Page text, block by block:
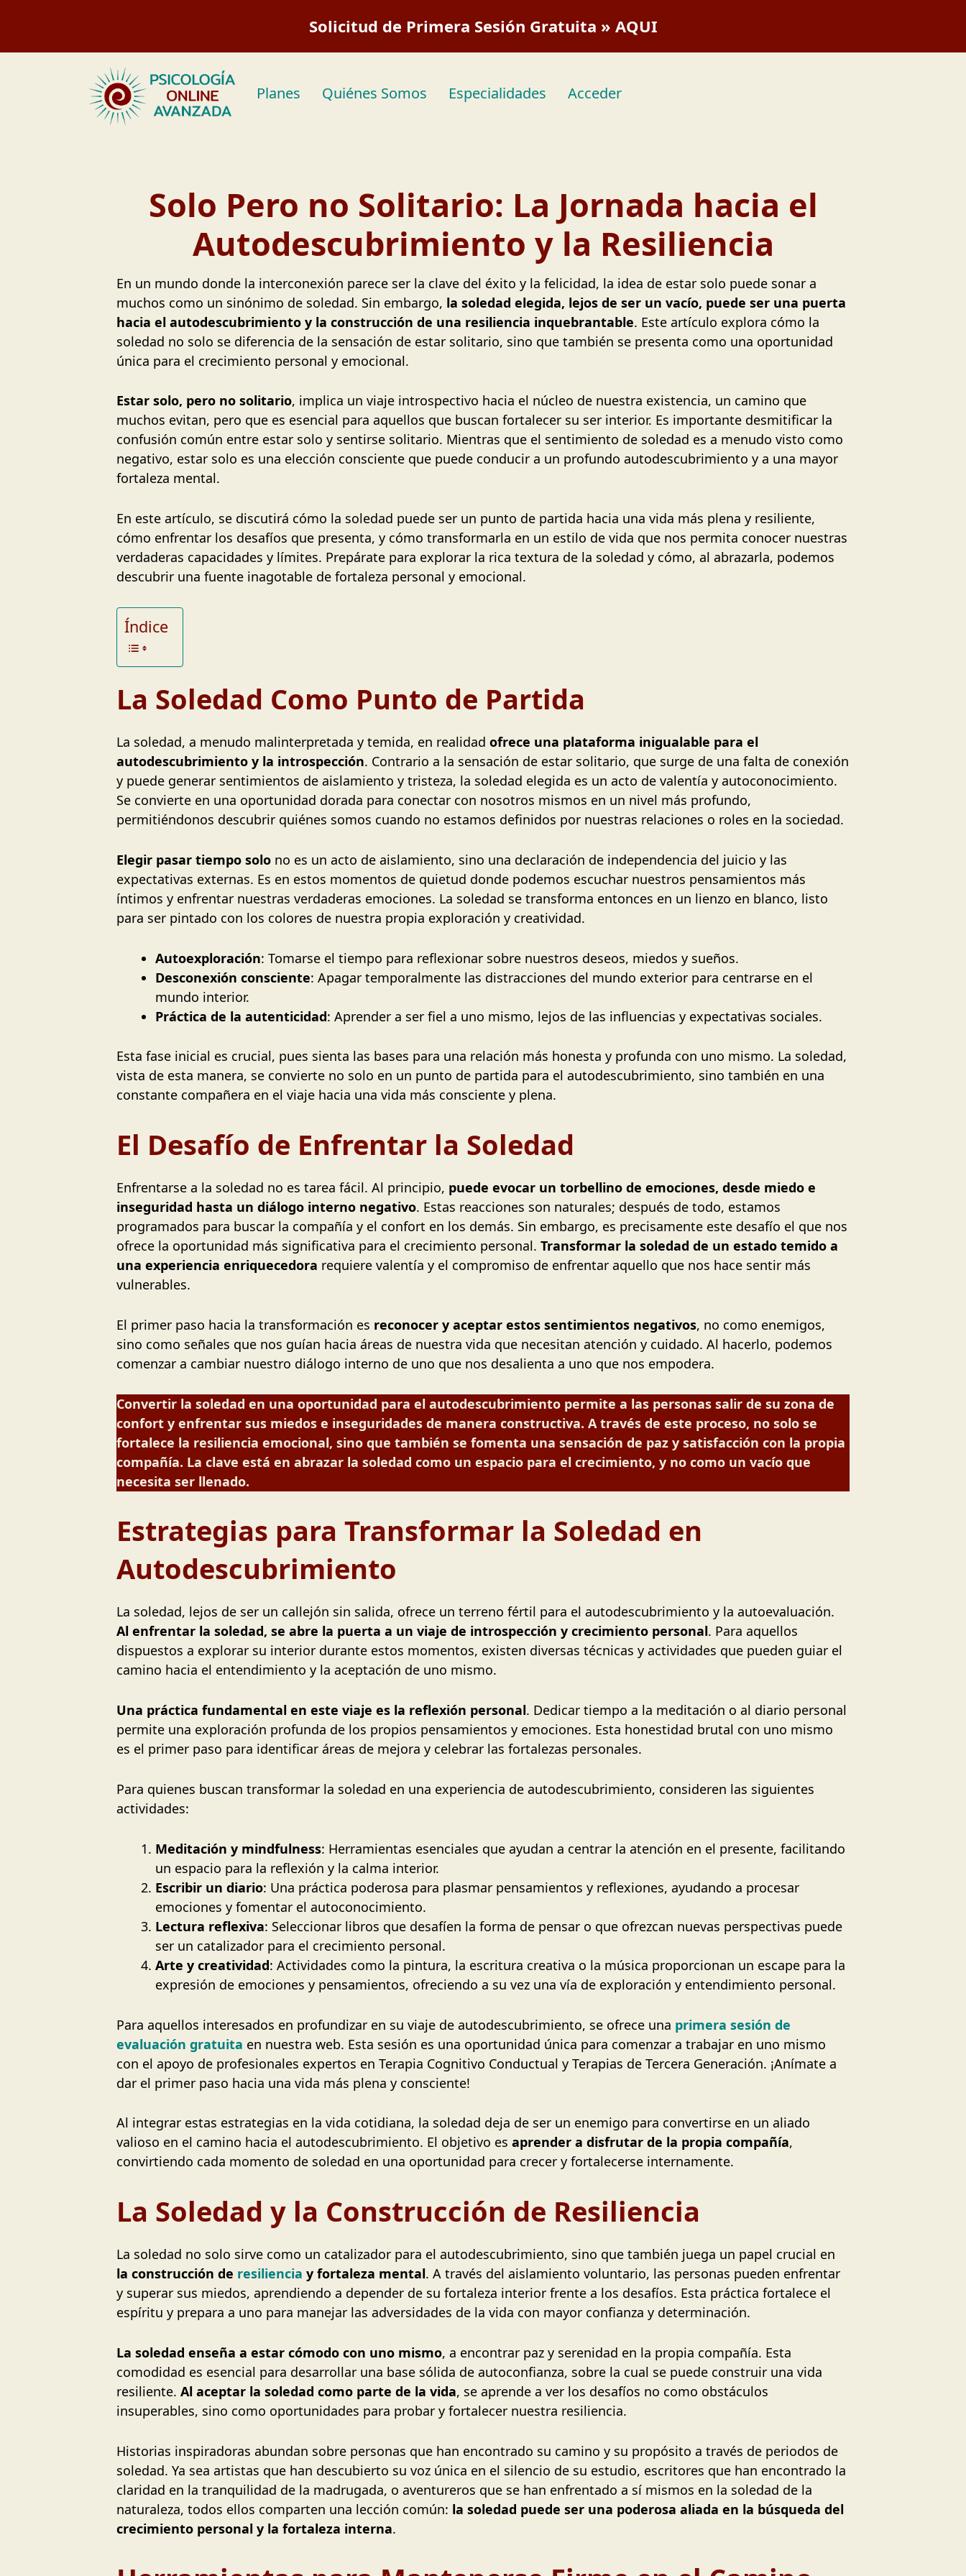
Solicitud de Primera Sesión Gratuita » AQUI
Planes Quiénes Somos Especialidades Acceder
Solo Pero no Solitario: La Jornada hacia el
Autodescubrimiento y la Resiliencia
En un mundo donde la interconexión parece ser la clave del éxito y la felicidad, la idea de estar solo puede sonar a
muchos como un sinónimo de soledad. Sin embargo, la soledad elegida, lejos de ser un vacío, puede ser una puerta
hacia el autodescubrimiento y la construcción de una resiliencia inquebrantable. Este artículo explora cómo la
soledad no solo se diferencia de la sensación de estar solitario, sino que también se presenta como una oportunidad
única para el crecimiento personal y emocional.
Estar solo, pero no solitario, implica un viaje introspectivo hacia el núcleo de nuestra existencia, un camino que
muchos evitan, pero que es esencial para aquellos que buscan fortalecer su ser interior. Es importante desmitificar la
confusión común entre estar solo y sentirse solitario. Mientras que el sentimiento de soledad es a menudo visto como
negativo, estar solo es una elección consciente que puede conducir a un profundo autodescubrimiento y a una mayor
fortaleza mental.
En este artículo, se discutirá cómo la soledad puede ser un punto de partida hacia una vida más plena y resiliente,
cómo enfrentar los desafíos que presenta, y cómo transformarla en un estilo de vida que nos permita conocer nuestras
verdaderas capacidades y límites. Prepárate para explorar la rica textura de la soledad y cómo, al abrazarla, podemos
descubrir una fuente inagotable de fortaleza personal y emocional.
Índice
La Soledad Como Punto de Partida
La soledad, a menudo malinterpretada y temida, en realidad ofrece una plataforma inigualable para el
autodescubrimiento y la introspección. Contrario a la sensación de estar solitario, que surge de una falta de conexión
y puede generar sentimientos de aislamiento y tristeza, la soledad elegida es un acto de valentía y autoconocimiento.
Se convierte en una oportunidad dorada para conectar con nosotros mismos en un nivel más profundo,
permitiéndonos descubrir quiénes somos cuando no estamos definidos por nuestras relaciones o roles en la sociedad.
Elegir pasar tiempo solo no es un acto de aislamiento, sino una declaración de independencia del juicio y las
expectativas externas. Es en estos momentos de quietud donde podemos escuchar nuestros pensamientos más
íntimos y enfrentar nuestras verdaderas emociones. La soledad se transforma entonces en un lienzo en blanco, listo
para ser pintado con los colores de nuestra propia exploración y creatividad.
Autoexploración: Tomarse el tiempo para reflexionar sobre nuestros deseos, miedos y sueños.
Desconexión consciente: Apagar temporalmente las distracciones del mundo exterior para centrarse en el
mundo interior.
Práctica de la autenticidad: Aprender a ser fiel a uno mismo, lejos de las influencias y expectativas sociales.
Esta fase inicial es crucial, pues sienta las bases para una relación más honesta y profunda con uno mismo. La soledad,
vista de esta manera, se convierte no solo en un punto de partida para el autodescubrimiento, sino también en una
constante compañera en el viaje hacia una vida más consciente y plena.
El Desafío de Enfrentar la Soledad
Enfrentarse a la soledad no es tarea fácil. Al principio, puede evocar un torbellino de emociones, desde miedo e
inseguridad hasta un diálogo interno negativo. Estas reacciones son naturales; después de todo, estamos
programados para buscar la compañía y el confort en los demás. Sin embargo, es precisamente este desafío el que nos
ofrece la oportunidad más significativa para el crecimiento personal. Transformar la soledad de un estado temido a
una experiencia enriquecedora requiere valentía y el compromiso de enfrentar aquello que nos hace sentir más
vulnerables.
El primer paso hacia la transformación es reconocer y aceptar estos sentimientos negativos, no como enemigos,
sino como señales que nos guían hacia áreas de nuestra vida que necesitan atención y cuidado. Al hacerlo, podemos
comenzar a cambiar nuestro diálogo interno de uno que nos desalienta a uno que nos empodera.
Convertir la soledad en una oportunidad para el autodescubrimiento permite a las personas salir de su zona de
confort y enfrentar sus miedos e inseguridades de manera constructiva. A través de este proceso, no solo se
fortalece la resiliencia emocional, sino que también se fomenta una sensación de paz y satisfacción con la propia
compañía. La clave está en abrazar la soledad como un espacio para el crecimiento, y no como un vacío que
necesita ser llenado.
Estrategias para Transformar la Soledad en
Autodescubrimiento
La soledad, lejos de ser un callejón sin salida, ofrece un terreno fértil para el autodescubrimiento y la autoevaluación.
Al enfrentar la soledad, se abre la puerta a un viaje de introspección y crecimiento personal. Para aquellos
dispuestos a explorar su interior durante estos momentos, existen diversas técnicas y actividades que pueden guiar el
camino hacia el entendimiento y la aceptación de uno mismo.
Una práctica fundamental en este viaje es la reflexión personal. Dedicar tiempo a la meditación o al diario personal
permite una exploración profunda de los propios pensamientos y emociones. Esta honestidad brutal con uno mismo
es el primer paso para identificar áreas de mejora y celebrar las fortalezas personales.
Para quienes buscan transformar la soledad en una experiencia de autodescubrimiento, consideren las siguientes
actividades:
Meditación y mindfulness: Herramientas esenciales que ayudan a centrar la atención en el presente, facilitando
un espacio para la reflexión y la calma interior.
Escribir un diario: Una práctica poderosa para plasmar pensamientos y reflexiones, ayudando a procesar
emociones y fomentar el autoconocimiento.
Lectura reflexiva: Seleccionar libros que desafíen la forma de pensar o que ofrezcan nuevas perspectivas puede
ser un catalizador para el crecimiento personal.
Arte y creatividad: Actividades como la pintura, la escritura creativa o la música proporcionan un escape para la
expresión de emociones y pensamientos, ofreciendo a su vez una vía de exploración y entendimiento personal.
Para aquellos interesados en profundizar en su viaje de autodescubrimiento, se ofrece una primera sesión de
evaluación gratuita en nuestra web. Esta sesión es una oportunidad única para comenzar a trabajar en uno mismo
con el apoyo de profesionales expertos en Terapia Cognitivo Conductual y Terapias de Tercera Generación. ¡Anímate a
dar el primer paso hacia una vida más plena y consciente!
Al integrar estas estrategias en la vida cotidiana, la soledad deja de ser un enemigo para convertirse en un aliado
valioso en el camino hacia el autodescubrimiento. El objetivo es aprender a disfrutar de la propia compañía,
convirtiendo cada momento de soledad en una oportunidad para crecer y fortalecerse internamente.
La Soledad y la Construcción de Resiliencia
La soledad no solo sirve como un catalizador para el autodescubrimiento, sino que también juega un papel crucial en
la construcción de resiliencia y fortaleza mental. A través del aislamiento voluntario, las personas pueden enfrentar
y superar sus miedos, aprendiendo a depender de su fortaleza interior frente a los desafíos. Esta práctica fortalece el
espíritu y prepara a uno para manejar las adversidades de la vida con mayor confianza y determinación.
La soledad enseña a estar cómodo con uno mismo, a encontrar paz y serenidad en la propia compañía. Esta
comodidad es esencial para desarrollar una base sólida de autoconfianza, sobre la cual se puede construir una vida
resiliente. Al aceptar la soledad como parte de la vida, se aprende a ver los desafíos no como obstáculos
insuperables, sino como oportunidades para probar y fortalecer nuestra resiliencia.
Historias inspiradoras abundan sobre personas que han encontrado su camino y su propósito a través de periodos de
soledad. Ya sea artistas que han descubierto su voz única en el silencio de su estudio, escritores que han encontrado la
claridad en la tranquilidad de la madrugada, o aventureros que se han enfrentado a sí mismos en la soledad de la
naturaleza, todos ellos comparten una lección común: la soledad puede ser una poderosa aliada en la búsqueda del
crecimiento personal y la fortaleza interna.